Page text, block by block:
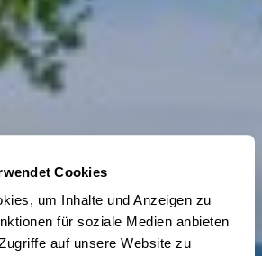
Cookies
um Inhalte und Anzeigen zu
für soziale Medien anbieten
auf unsere Website zu